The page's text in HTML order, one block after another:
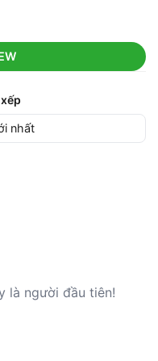
là người đầu tiên!